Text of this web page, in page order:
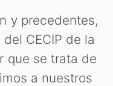
y precedentes,
CECIP de la
que se trata de
a nuestros